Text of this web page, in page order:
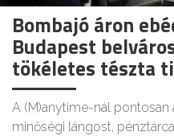
Bombajó áron
Budapest
tökéletes tészta
A (M)anytime-nál pontosan
minőségi lángost,